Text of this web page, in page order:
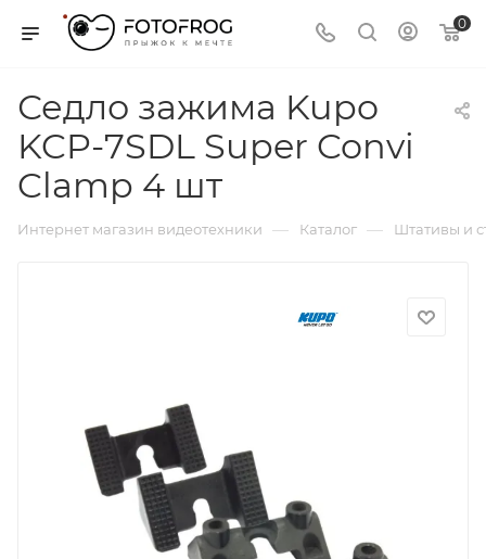
0
Седло зажима Kupo
KCP-7SDL Super Convi
Clamp 4 шт
Интернет магазин видеотехники — Каталог — Штативы и